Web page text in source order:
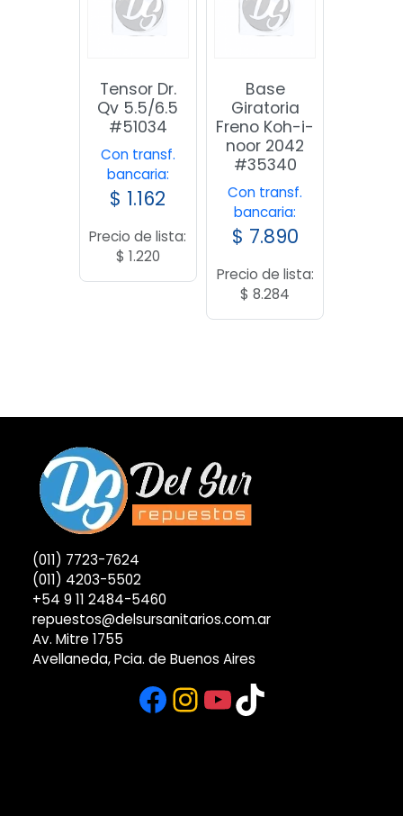
Tensor Dr.
Qv 5.5/6.5
#51034
Con transf.
bancaria:
$ 1.162
Precio de lista:
$ 1.220
Base
Giratoria
Freno Koh-i-
noor 2042
#35340
Con transf.
bancaria:
$ 7.890
Precio de lista:
$ 8.284
(011) 7723-7624
(011) 4203-5502
+54 9 11 2484-5460
repuestos@delsursanitarios.com.ar
Av. Mitre 1755
Avellaneda, Pcia. de Buenos Aires
Facebook
Instagram
YouTube
TikTok